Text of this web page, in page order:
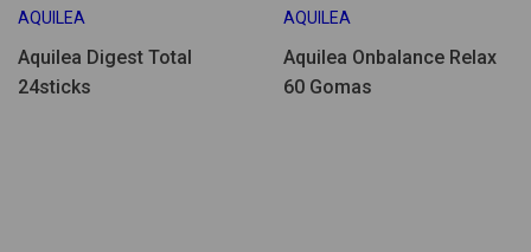
AQUILEA
Aquilea Digest Total
24sticks
AQUILEA
Aquilea Onbalance Relax
60 Gomas